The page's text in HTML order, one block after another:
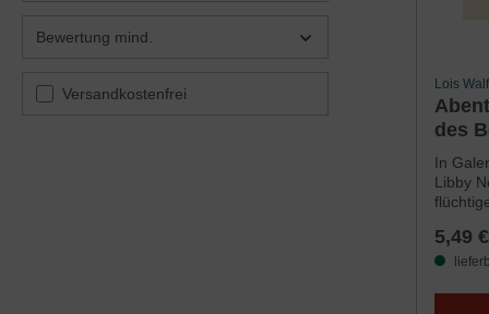
Bewertung mind.
Filter hinzufügen: Versandkostenfrei
Versandkostenfrei
Lois
des
In
Libby
im
5,49